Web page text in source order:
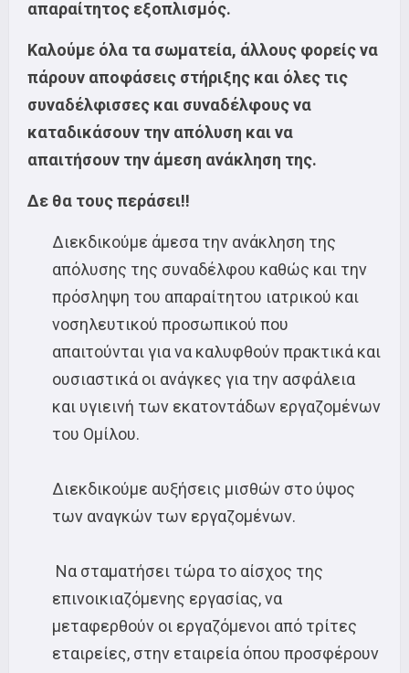
απαραίτητος εξοπλισμός.
Καλούμε όλα τα σωματεία, άλλους φορείς να
πάρουν αποφάσεις στήριξης και όλες τις
συναδέλφισσες και συναδέλφους να
καταδικάσουν την απόλυση και να
απαιτήσουν την άμεση ανάκληση της.
Δε θα τους περάσει!!
Διεκδικούμε άμεσα την ανάκληση της
απόλυσης της συναδέλφου καθώς και την
πρόσληψη του απαραίτητου ιατρικού και
νοσηλευτικού προσωπικού που
απαιτούνται για να καλυφθούν πρακτικά και
ουσιαστικά οι ανάγκες για την ασφάλεια
και υγιεινή των εκατοντάδων εργαζομένων
του Ομίλου.
Διεκδικούμε αυξήσεις μισθών στο ύψος
των αναγκών των εργαζομένων.
Να σταματήσει τώρα το αίσχος της
επινοικιαζόμενης εργασίας, να
μεταφερθούν οι εργαζόμενοι από τρίτες
εταιρείες, στην εταιρεία όπου προσφέρουν